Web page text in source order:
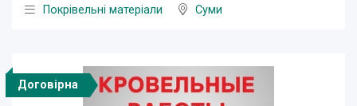
Покрівельні матеріали
Суми
Договірна